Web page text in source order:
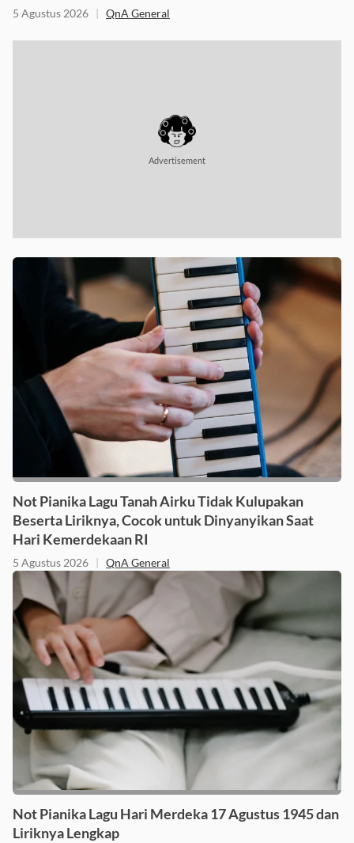
5 Agustus 2026 | QnA General
Advertisement
Not Pianika Lagu Tanah Airku Tidak Kulupakan
Beserta Liriknya, Cocok untuk Dinyanyikan Saat
Hari Kemerdekaan RI
5 Agustus 2026 | QnA General
Not Pianika Lagu Hari Merdeka 17 Agustus 1945 dan
Liriknya Lengkap